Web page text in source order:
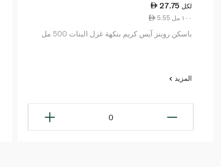
27.75 لكل
5.55 ١٠٠ مل
باسكن روبنز آيس كريم بنكهة غزل البنات 500 مل
المزيد
0